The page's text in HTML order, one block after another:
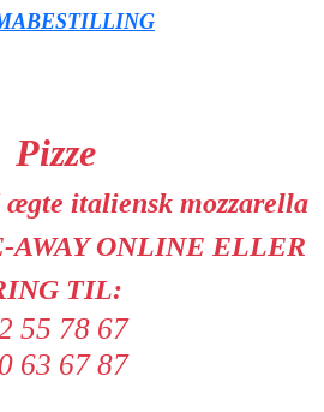
Pizze
ægte italiensk mozzarella
AWAY ONLINE ELLER
TIL:
55 78 67
63 67 87